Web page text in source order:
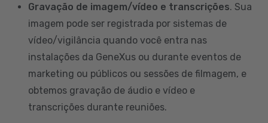
Gravação de imagem/vídeo e transcrições. Sua
imagem pode ser registrada por sistemas de
vídeo/vigilância quando você entra nas
instalações da GeneXus ou durante eventos de
marketing ou públicos ou sessões de filmagem, e
obtemos gravação de áudio e vídeo e
transcrições durante reuniões.